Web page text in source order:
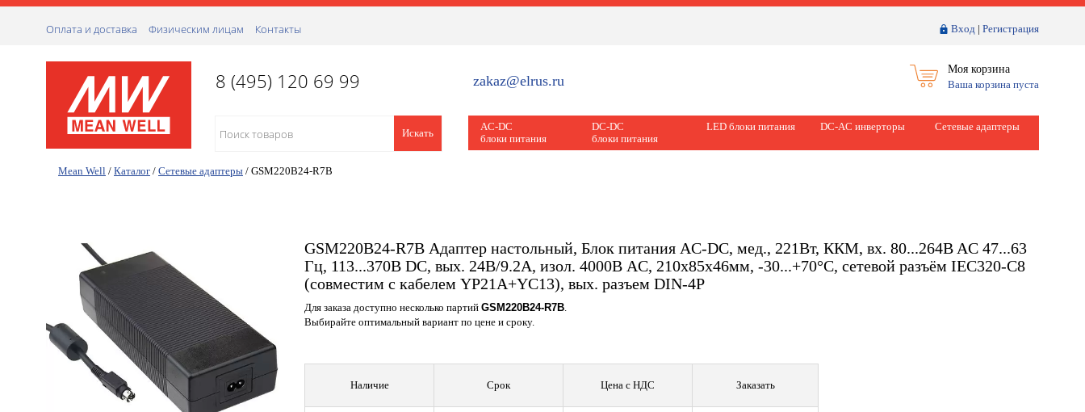
Вход | Регистрация
Оплата и доставка Физическим лицам Контакты
8 (495) 120 69 99 zakaz@elrus.ru
Моя корзина
Ваша корзина пуста
Искать
AC-DC
блоки питания
DC-DC
блоки питания
LED блоки питания DC-AC инверторы Сетевые адаптеры
Mean Well / Каталог / Сетевые адаптеры / GSM220B24-R7B
GSM220B24-R7B Адаптер настольный, Блок питания AC-DC, мед., 221Вт, ККМ, вх. 80...264B AC 47...63
Гц, 113...370B DC, вых. 24B/9.2A, изол. 4000В AC, 210x85x46мм, -30...+70°С, сетевой разъём IEC320-C8
(совместим с кабелем YP21A+YC13), вых. разъем DIN-4P
Для заказа доступно несколько партий GSM220B24-R7B
Выбирайте оптимальный вариант по цене и сроку.
Наличие Срок Цена с НДС Заказать